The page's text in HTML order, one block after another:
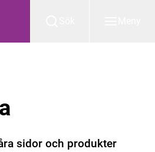
sidor och produkter